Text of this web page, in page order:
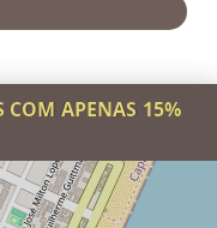
COM APENAS 15%